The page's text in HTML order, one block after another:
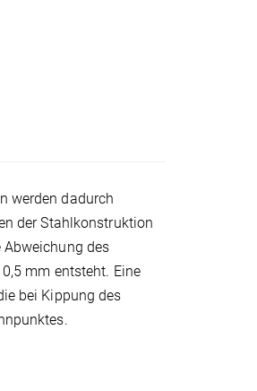
werden dadurch
der Stahlkonstruktion
des
mm entsteht. Eine
bei Kippung des